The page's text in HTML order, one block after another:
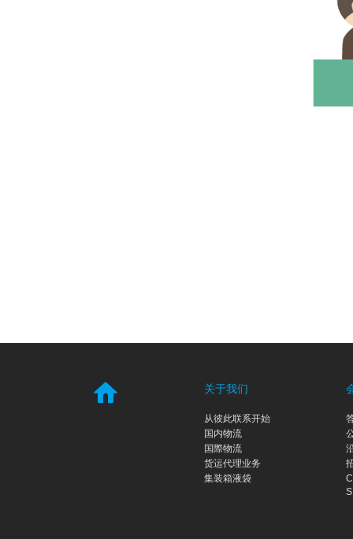
关于我们
从彼此联系开始
国内物流
国際物流
货运代理业务
集装箱液袋